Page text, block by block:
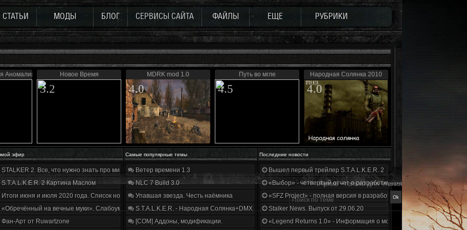
СТАТЬИ МОДЫ БЛОГ СЕРВИСЫ САЙТА ФАЙЛЫ ЕЩЕ РУБРИКИ
Аномалия 4.1 Новое Время
3.2
MDRK mod 1.0
4.0
Путь во мгле
4.5
Народная Солянка 2010
4.0
эфир Самые популярные темы Последние новости
STALKER 2. Все, что нужно знать про мир, геймплей и сюжет | Разбор трейлера
S.T.A.L.K.E.R. 2 Картина Маслом
Итоги июня и июля 2020 года. Список нововведений
«Обречённый на вечные муки». Слабоумие и отвага
Фан-Арт от Ruwartzone
Ветер времени 1.3
NLC 7 Build 3.0
Упавшая звезда. Честь наёмника
S.T.A.L.K.E.R. - Народная Солянка+DMX 1.3.5.ООП.МА.К.
[COM] Аддоны, модификации.
Вышел первый трейлер S.T.A.L.K.E.R. 2
«Выбор» - четвертый отчет о разработке!
«SFZ Project» - полная версия в разработке!
Stalker News. Выпуск от 29.06.20
«Legend Returns 1.0» - Информация о моде за июнь 2020
Архив - только для чтения